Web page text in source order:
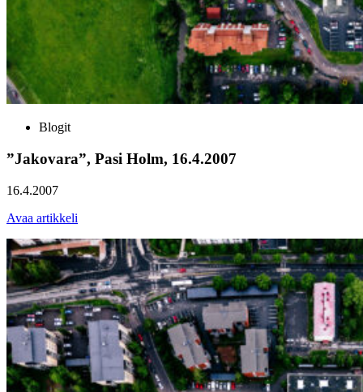
Blogit
”Jakovara”, Pasi Holm, 16.4.2007
16.4.2007
Avaa artikkeli